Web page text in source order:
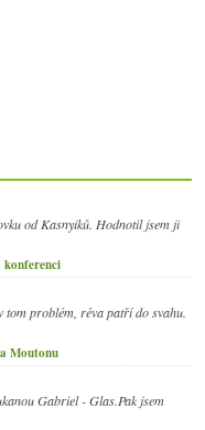
od Kasnyiků. Hodnotil jsem ji
konferenci
tom problém, réva patří do svahu.
Moutonu
Gabriel - Glas.Pak jsem